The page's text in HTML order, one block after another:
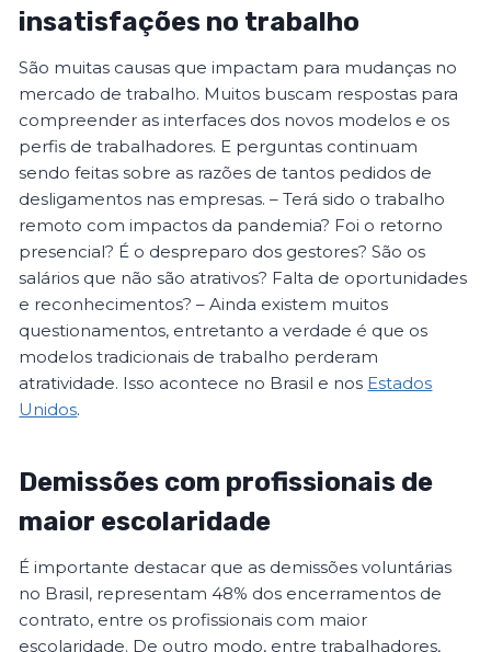
insatisfações no trabalho
São muitas causas que impactam para mudanças no
mercado de trabalho. Muitos buscam respostas para
compreender as interfaces dos novos modelos e os
perfis de trabalhadores. E perguntas continuam
sendo feitas sobre as razões de tantos pedidos de
desligamentos nas empresas. – Terá sido o trabalho
remoto com impactos da pandemia? Foi o retorno
presencial? É o despreparo dos gestores? São os
salários que não são atrativos? Falta de oportunidades
e reconhecimentos? – Ainda existem muitos
questionamentos, entretanto a verdade é que os
modelos tradicionais de trabalho perderam
atratividade. Isso acontece no Brasil e nos Estados
Unidos.
Demissões com profissionais de
maior escolaridade
É importante destacar que as demissões voluntárias
no Brasil, representam 48% dos encerramentos de
contrato, entre os profissionais com maior
escolaridade. De outro modo, entre trabalhadores,